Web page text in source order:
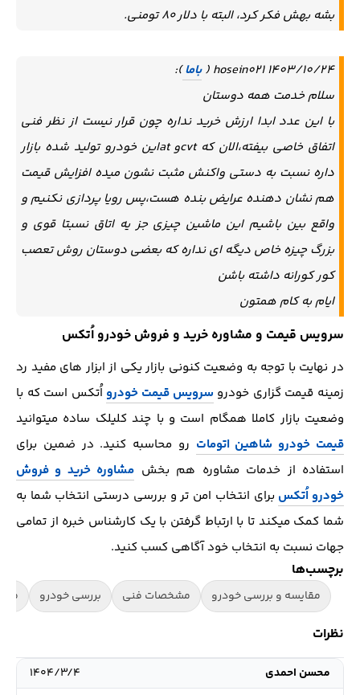
بشه بهش فکر کرد، البته با دلار ۸۰ تومنی.
hosein021 1403/10/24 ( باما):
سلام خدمت همه دوستان
با این عدد ابدا ارزش خرید نداره چون قرار نیست از نظر فنی
اتفاق خاصی بیفته،الان که cvtو atاین خودرو تولید شده بازار
داره نسبت به دستی واکنش مثبت نشون میده افزایش قیمت
هم نشان دهنده عرایض بنده هست،پس رویا پردازی نکنیم و
واقع بین باشیم این ماشین چیزی جز یه اتاق نسبتا قوی و
بزرگ چیزه خاص دیگه ای نداره که بعضی دوستان روش تعصب
کور کورانه داشته باشن
ایام به کام همتون
سرویس قیمت و مشاوره خرید و فروش خودرو اُتکس
در نهایت با توجه به وضعیت کنونی بازار یکی از ابزار های مفید رد
زمینه قیمت گزاری خودرو سرویس قیمت خودرو اُتکس است که با
وضعیت بازار کاملا همگام است و با چند کلیلک ساده میتوانید
قیمت خودرو شاهین اتومات رو محاسبه کنید. در ضمین برای
استفاده از خدمات مشاوره هم بخش مشاوره خرید و فروش
خودرو اُتکس برای انتخاب امن تر و بررسی درستی انتخاب شما به
شما کمک میکند تا با ارتباط گرفتن با یک کارشناس خبره از تمامی
جهات نسبت به انتخاب خود آگاهی کسب کنید.
برچسب‌ها
مقایسه و بررسی خودرو مشخصات فنی بررسی خودرو
نظرات
محسن احمدی ۱۴۰۴/۳/۴